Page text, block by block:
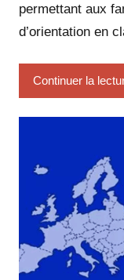
permettant aux
d’orientation en
Continuer la